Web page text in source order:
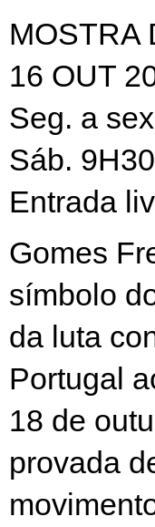
MOSTRA
16 OUT
Seg. a
Sáb.
Entrada
Gomes
símbolo
da luta
Portugal
18 de
provada